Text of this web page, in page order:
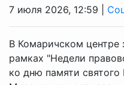
7 июля 2026, 12:59 |
В Комаричском центре
рамках "Недели
ко дню памяти